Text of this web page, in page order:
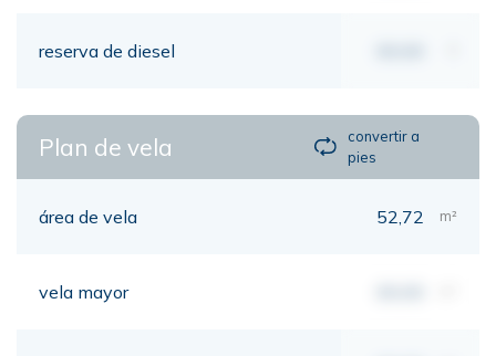
reserva de diesel
Plan de vela
convertir a
pies
área de vela 52,72 m²
vela mayor